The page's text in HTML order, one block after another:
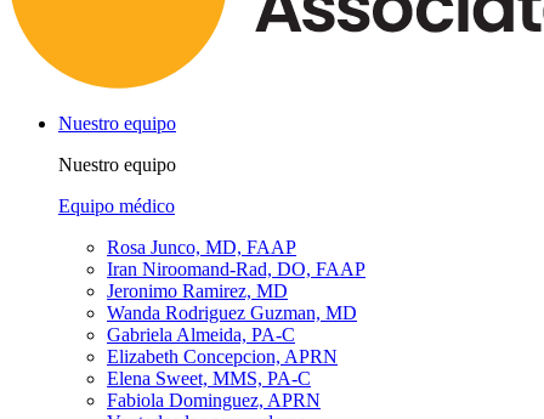
Nuestro equipo
Nuestro equipo
Equipo médico
Rosa Junco, MD, FAAP
Iran Niroomand-Rad, DO, FAAP
Jeronimo Ramirez, MD
Wanda Rodriguez Guzman, MD
Gabriela Almeida, PA-C
Elizabeth Concepcion, APRN
Elena Sweet, MMS, PA-C
Fabiola Dominguez, APRN